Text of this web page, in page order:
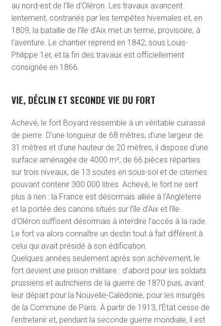
au nord-est de l’île d’Oléron. Les travaux avancent
lentement, contrariés par les tempêtes hivernales et, en
1809, la bataille de l’île d’Aix met un terme, provisoire, à
l’aventure. Le chantier reprend en 1842, sous Louis-
Philippe 1 er, et la fin des travaux est officiellement
consignée en 1866.
VIE, DÉCLIN ET SECONDE VIE DU FORT
Achevé, le fort Boyard ressemble à un véritable cuirassé
de pierre. D’une longueur de 68 mètres, d’une largeur de
31 mètres et d’une hauteur de 20 mètres, il dispose d’une
surface aménagée de 4000 m², de 66 pièces réparties
sur trois niveaux, de 13 soutes en sous-sol et de citernes
pouvant contenir 300 000 litres. Achevé, le fort ne sert
plus à rien : la France est désormais alliée à l’Angleterre
et la portée des canons situés sur l’île d’Aix et l’île
d’Oléron suffisent désormais à interdire l’accès à la rade.
Le fort va alors connaître un destin tout à fait différent à
celui qui avait présidé à son édification.
Quelques années seulement après son achèvement, le
fort devient une prison militaire : d’abord pour les soldats
prussiens et autrichiens de la guerre de 1870 puis, avant
leur départ pour la Nouvelle-Calédonie, pour les insurgés
de la Commune de Paris. À partir de 1913, l’État cesse de
l’entretenir et, pendant la seconde guerre mondiale, il est